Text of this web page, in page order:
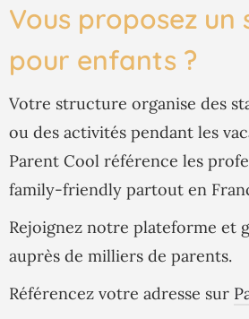
Vous proposez un
pour enfants ?
Votre structure organise des
ou des activités pendant les
Parent Cool référence les
family-friendly partout en
Rejoignez notre plateforme et
auprès de milliers de parents.
Référencez votre adresse sur